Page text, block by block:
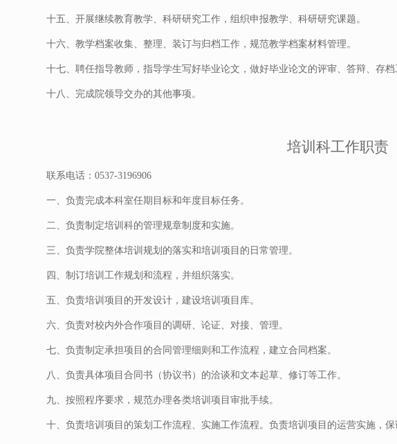
十五、开展继续教育教学、科研研究工作，组织申报教学、科研研究课题。
十六、教学档案收集、整理、装订与归档工作，规范教学档案材料管理。
十七、聘任指导教师，指导学生写好毕业论文，做好毕业论文的评审、答辩、存
十八、完成院领导交办的其他事项。
培训科工作职责
联系电话：0537-3196906
一、负责完成本科室任期目标和年度目标任务。
二、负责制定培训科的管理规章制度和实施。
三、负责学院整体培训规划的落实和培训项目的日常管理。
四、制订培训工作规划和流程，并组织落实。
五、负责培训项目的开发设计，建设培训项目库。
六、负责对校内外合作项目的调研、论证、对接、管理。
七、负责制定承担项目的合同管理细则和工作流程，建立合同档案。
八、负责具体项目合同书（协议书）的洽谈和文本起草、修订等工作。
九、按照程序要求，规范办理各类培训项目审批手续。
十、负责培训项目的策划工作流程、实施工作流程。负责培训项目的运营实施，